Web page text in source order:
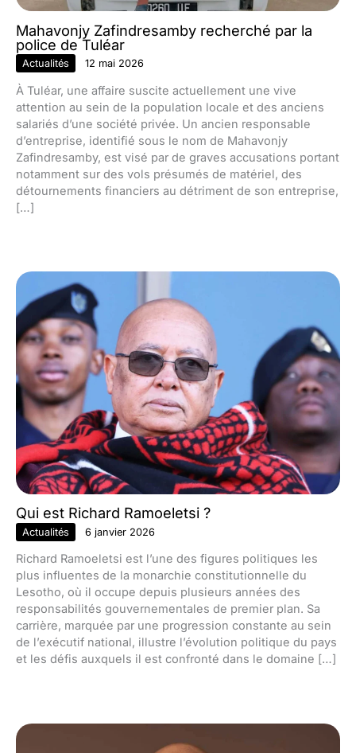
Mahavonjy Zafindresamby recherché par la
police de Tuléar
Actualités 12 mai 2026
À Tuléar, une affaire suscite actuellement une vive
attention au sein de la population locale et des anciens
salariés d’une société privée. Un ancien responsable
d’entreprise, identifié sous le nom de Mahavonjy
Zafindresamby, est visé par de graves accusations portant
notamment sur des vols présumés de matériel, des
détournements financiers au détriment de son entreprise,
[…]
Qui est Richard Ramoeletsi ?
Actualités 6 janvier 2026
Richard Ramoeletsi est l’une des figures politiques les
plus influentes de la monarchie constitutionnelle du
Lesotho, où il occupe depuis plusieurs années des
responsabilités gouvernementales de premier plan. Sa
carrière, marquée par une progression constante au sein
de l’exécutif national, illustre l’évolution politique du pays
et les défis auxquels il est confronté dans le domaine […]